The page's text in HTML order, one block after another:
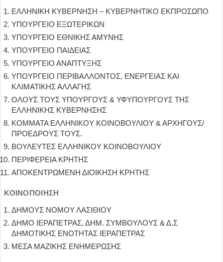
ΕΛΛΗΝΙΚΗ ΚΥΒΕΡΝΗΣΗ – ΚΥΒΕΡΝΗΤΙΚΟ ΕΚΠΡΟΣΩΠΟ
ΥΠΟΥΡΓΕΙΟ ΕΞΩΤΕΡΙΚΩΝ
ΥΠΟΥΡΓΕΙΟ ΕΘΝΙΚΗΣ ΑΜΥΝΗΣ
ΥΠΟΥΡΓΕΙΟ ΠΑΙΔΕΙΑΣ
ΥΠΟΥΡΓΕΙΟ ΑΝΑΠΤΥΞΗΣ
ΥΠΟΥΡΓΕΙΟ ΠΕΡΙΒΑΛΛΟΝΤΟΣ, ΕΝΕΡΓΕΙΑΣ ΚΑΙ
ΚΛΙΜΑΤΙΚΗΣ ΑΛΛΑΓΗΣ
ΟΛΟΥΣ ΤΟΥΣ ΥΠΟΥΡΓΟΥΣ & ΥΦΥΠΟΥΡΓΟΥΣ ΤΗΣ
ΕΛΛΗΝΙΚΗΣ ΚΥΒΕΡΝΗΣΗΣ
ΚΟΜΜΑΤΑ ΕΛΛΗΝΙΚΟΥ ΚΟΙΝΟΒΟΥΛΙΟΥ & ΑΡΧΗΓΟΥΣ/
ΠΡΟΕΔΡΟΥΣ ΤΟΥΣ.
ΒΟΥΛΕΥΤΕΣ ΕΛΛΗΝΙΚΟΥ ΚΟΙΝΟΒΟΥΛΙΟΥ
ΠΕΡΙΦΕΡΕΙΑ ΚΡΗΤΗΣ
ΑΠΟΚΕΝΤΡΩΜΕΝΗ ΔΙΟΙΚΗΣΗ ΚΡΗΤΗΣ
ΚΟΙΝΟΠΟΙΗΣΗ
ΔΗΜΟΥΣ ΝΟΜΟΥ ΛΑΣΙΘΙΟΥ
ΔΗΜΟ ΙΕΡΑΠΕΤΡΑΣ, ΔΗΜ. ΣΥΜΒΟΥΛΟΥΣ & Δ.Σ
ΔΗΜΟΤΙΚΗΣ ΕΝΟΤΗΤΑΣ ΙΕΡΑΠΕΤΡΑΣ
ΜΕΣΑ ΜΑΖΙΚΗΣ ΕΝΗΜΕΡΩΣΗΣ